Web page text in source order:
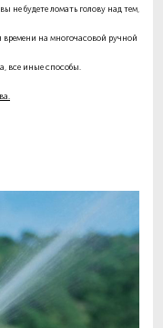
не будете ломать голову над тем,
времени на многочасовой ручной
все иные способы.